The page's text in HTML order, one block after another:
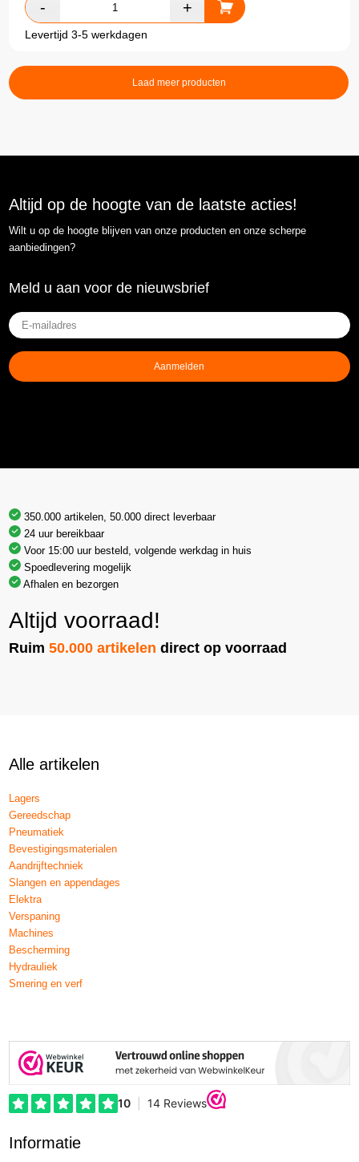
Levertijd 3-5 werkdagen
Laad meer producten
Altijd op de hoogte van de laatste acties!
Wilt u op de hoogte blijven van onze producten en onze scherpe
aanbiedingen?
Meld u aan voor de nieuwsbrief
E-
mailadres(Vereist)
Aanmelden
350.000 artikelen, 50.000 direct leverbaar
24 uur bereikbaar
Voor 15:00 uur besteld, volgende werkdag in huis
Spoedlevering mogelijk
Afhalen en bezorgen
Altijd voorraad!
Ruim50.000 artikelen direct op voorraad
Alle artikelen
Lagers
Gereedschap
Pneumatiek
Bevestigingsmaterialen
Aandrijftechniek
Slangen en appendages
Elektra
Verspaning
Machines
Bescherming
Hydrauliek
Smering en verf
Informatie